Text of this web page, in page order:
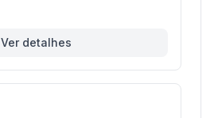
Ver detalhes